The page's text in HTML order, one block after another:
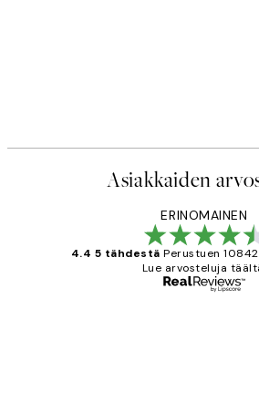
Asiakkaiden
ERINOMAINEN
4.4 5 tähdestä Perustuen
Lue arvosteluja